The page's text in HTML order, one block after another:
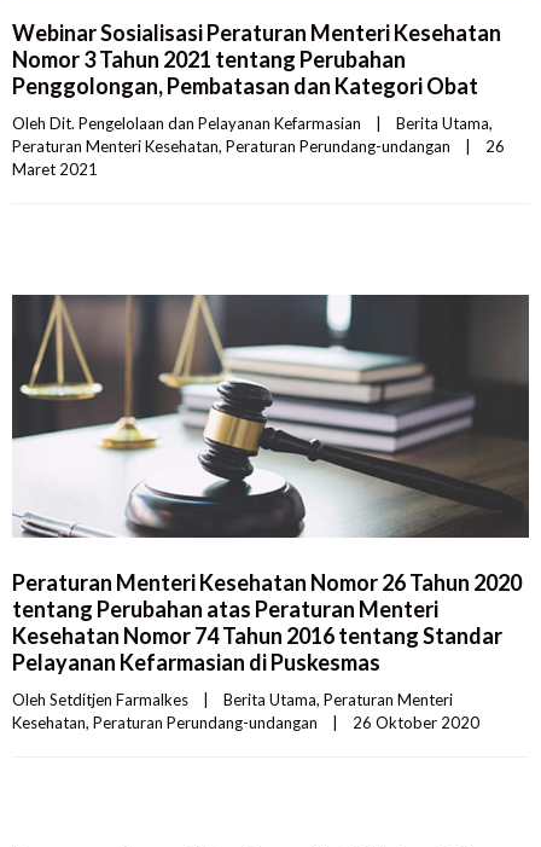
Webinar Sosialisasi Peraturan Menteri Kesehatan
Nomor 3 Tahun 2021 tentang Perubahan
Penggolongan, Pembatasan dan Kategori Obat
Oleh Dit. Pengelolaan dan Pelayanan Kefarmasian Berita Utama
Peraturan Menteri Kesehatan, Peraturan Perundang-undangan
26
Maret 2021
Peraturan Menteri Kesehatan Nomor 26 Tahun 2020
tentang Perubahan atas Peraturan Menteri
Kesehatan Nomor 74 Tahun 2016 tentang Standar
Pelayanan Kefarmasian di Puskesmas
Oleh Setditjen Farmalkes Berita Utama, Peraturan Menteri
Kesehatan, Peraturan Perundang-undangan 26 Oktober 2020